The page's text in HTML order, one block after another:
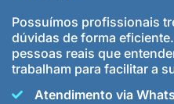
Possuímos profissionais
dúvidas de forma
pessoas reais que
trabalham para facilitar a
Atendimento via